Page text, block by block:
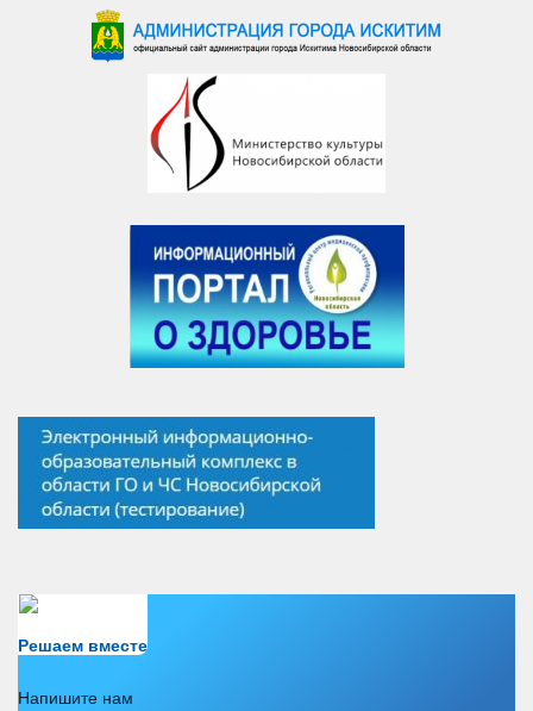
Решаем вместе
Напишите нам